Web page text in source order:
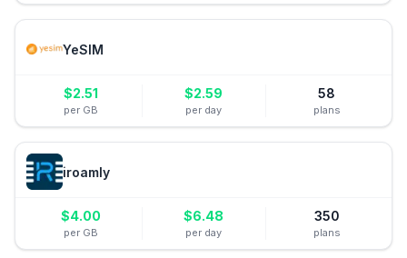
YeSIM
$2.51
per GB
$2.59
per day
58
plans
iroamly
$4.00
per GB
$6.48
per day
350
plans